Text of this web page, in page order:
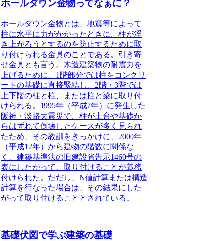
ホールダウン金物ってなぁに？
ホールダウン金物とは、地震等によって
柱に水平に力がかかったときに、柱が浮
き上がろうとするのを防止するために取
り付けられる金具のことである。 引き寄
せ金具とも言う。木造建築物の耐震力を
上げるために、1階部分では柱をコンクリ
ートの基礎に直接緊結し、2階・3階では
上下階の柱と柱、または柱と梁に取り付
けられる。1995年（平成7年）に発生した
阪神・淡路大震災で、柱が土台や基礎か
らはずれて倒壊したケースが多く見られ
たため、その教訓をきっかけに、2000年
（平成12年）から建物の階数に関係な
く、建築基準法の旧建設省告示1460号の
表にしたがって、取り付けることが義務
付けられた。ただし、N値計算または構造
計算を行なった場合は、その結果にした
がって取り付けることとされている。
基礎伏図で学ぶ建築の基礎